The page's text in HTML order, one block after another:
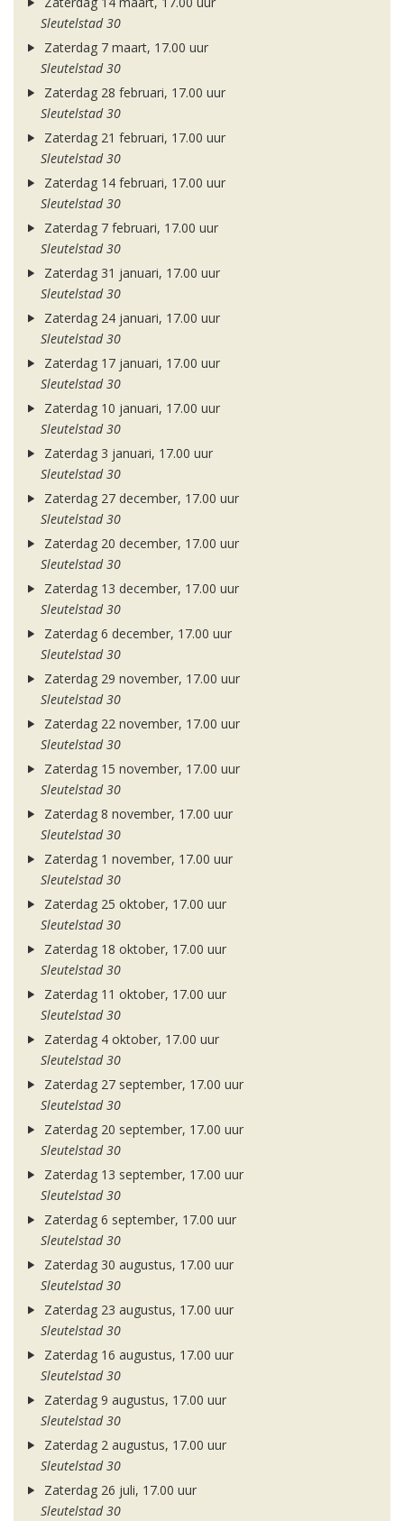
Sleutelstad 30
Zaterdag 7 maart, 17.00 uur
Sleutelstad 30
Zaterdag 28 februari, 17.00 uur
Sleutelstad 30
Zaterdag 21 februari, 17.00 uur
Sleutelstad 30
Zaterdag 14 februari, 17.00 uur
Sleutelstad 30
Zaterdag 7 februari, 17.00 uur
Sleutelstad 30
Zaterdag 31 januari, 17.00 uur
Sleutelstad 30
Zaterdag 24 januari, 17.00 uur
Sleutelstad 30
Zaterdag 17 januari, 17.00 uur
Sleutelstad 30
Zaterdag 10 januari, 17.00 uur
Sleutelstad 30
Zaterdag 3 januari, 17.00 uur
Sleutelstad 30
Zaterdag 27 december, 17.00 uur
Sleutelstad 30
Zaterdag 20 december, 17.00 uur
Sleutelstad 30
Zaterdag 13 december, 17.00 uur
Sleutelstad 30
Zaterdag 6 december, 17.00 uur
Sleutelstad 30
Zaterdag 29 november, 17.00 uur
Sleutelstad 30
Zaterdag 22 november, 17.00 uur
Sleutelstad 30
Zaterdag 15 november, 17.00 uur
Sleutelstad 30
Zaterdag 8 november, 17.00 uur
Sleutelstad 30
Zaterdag 1 november, 17.00 uur
Sleutelstad 30
Zaterdag 25 oktober, 17.00 uur
Sleutelstad 30
Zaterdag 18 oktober, 17.00 uur
Sleutelstad 30
Zaterdag 11 oktober, 17.00 uur
Sleutelstad 30
Zaterdag 4 oktober, 17.00 uur
Sleutelstad 30
Zaterdag 27 september, 17.00 uur
Sleutelstad 30
Zaterdag 20 september, 17.00 uur
Sleutelstad 30
Zaterdag 13 september, 17.00 uur
Sleutelstad 30
Zaterdag 6 september, 17.00 uur
Sleutelstad 30
Zaterdag 30 augustus, 17.00 uur
Sleutelstad 30
Zaterdag 23 augustus, 17.00 uur
Sleutelstad 30
Zaterdag 16 augustus, 17.00 uur
Sleutelstad 30
Zaterdag 9 augustus, 17.00 uur
Sleutelstad 30
Zaterdag 2 augustus, 17.00 uur
Sleutelstad 30
Zaterdag 26 juli, 17.00 uur
Sleutelstad 30